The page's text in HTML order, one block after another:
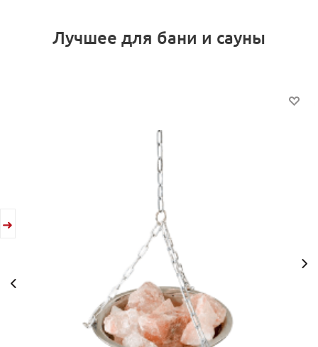
Лучшее для бани и сауны